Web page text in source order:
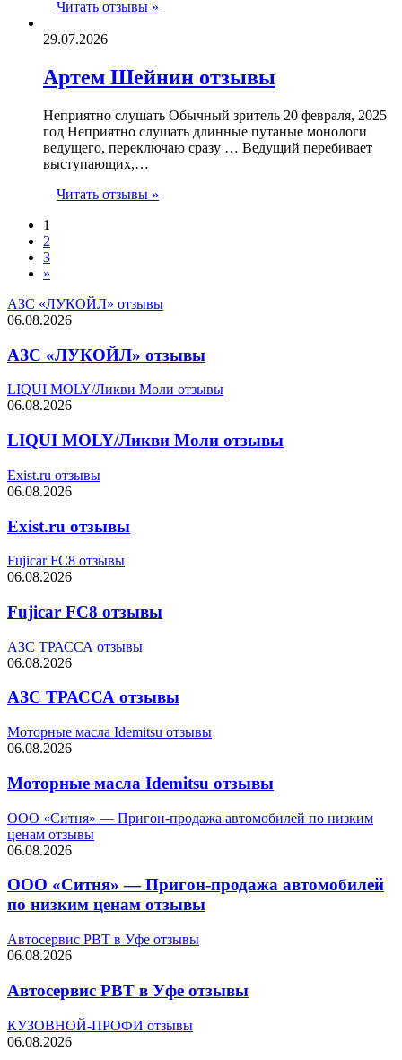
Читать отзывы »
29.07.2026
Артем Шейнин отзывы
Неприятно слушать Обычный зритель 20 февраля, 2025
год Неприятно слушать длинные путаные монологи
ведущего, переключаю сразу … Ведущий перебивает
выступающих,…
Читать отзывы »
1
2
3
»
АЗС «ЛУКОЙЛ» отзывы
06.08.2026
АЗС «ЛУКОЙЛ» отзывы
LIQUI MOLY/Ликви Моли отзывы
06.08.2026
LIQUI MOLY/Ликви Моли отзывы
Exist.ru отзывы
06.08.2026
Exist.ru отзывы
Fujicar FC8 отзывы
06.08.2026
Fujicar FC8 отзывы
АЗС ТРАССА отзывы
06.08.2026
АЗС ТРАССА отзывы
Моторные масла Idemitsu отзывы
06.08.2026
Моторные масла Idemitsu отзывы
ООО «Ситня» — Пригон-продажа автомобилей по низким
ценам отзывы
06.08.2026
ООО «Ситня» — Пригон-продажа автомобилей
по низким ценам отзывы
Автосервис РВТ в Уфе отзывы
06.08.2026
Автосервис РВТ в Уфе отзывы
КУЗОВНОЙ-ПРОФИ отзывы
06.08.2026